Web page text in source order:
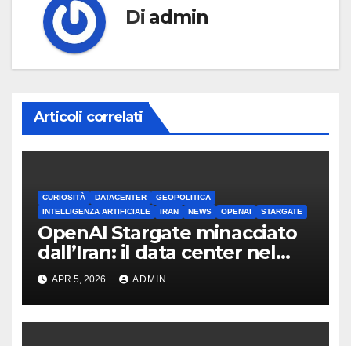
Di admin
Articoli correlati
CURIOSITÀ DATACENTER
GEOPOLITICA
INTELLIGENZA ARTIFICIALE
IRAN NEWS OPENAI STARGATE
OpenAI Stargate minacciato
dall’Iran: il data center nel
mirino
APR 5, 2026 ADMIN